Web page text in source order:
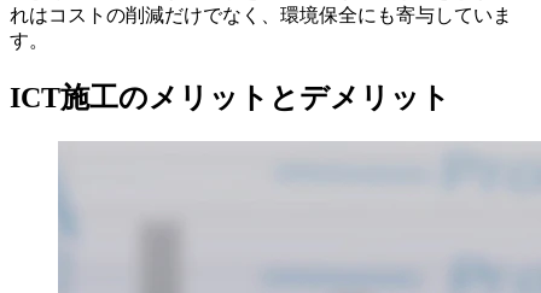
れはコストの削減だけでなく、環境保全にも寄与していま
す。
ICT施工のメリットとデメリット